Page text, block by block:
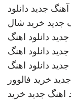
آهنگ جدید دانلود
جدید خرید شال
جدید دانلود اهنگ
جدید دانلود اهنگ
جدید دانلود اهنگ
خرید فالوور
اهنگ جدید خرید